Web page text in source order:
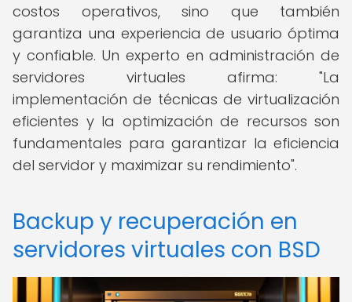
costos operativos, sino que también
garantiza una experiencia de usuario óptima
y confiable. Un experto en administración de
servidores virtuales afirma: "La
implementación de técnicas de virtualización
eficientes y la optimización de recursos son
fundamentales para garantizar la eficiencia
del servidor y maximizar su rendimiento".
Backup y recuperación en
servidores virtuales con BSD